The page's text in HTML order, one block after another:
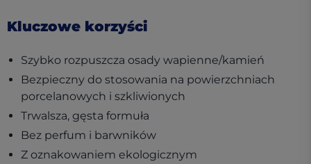
Kluczowe korzyści
Szybko rozpuszcza osady wapienne/kamień
Bezpieczny do stosowania na powierzchniach
porcelanowych i szkliwionych
Trwalsza, gęsta formuła
Bez perfum i barwników
Z oznakowaniem ekologicznym